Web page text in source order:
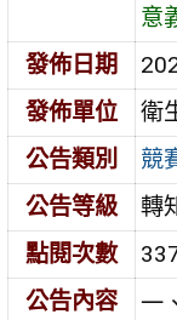
意
發佈日期
發佈單位
衛
公告類別
競
公告等級
轉
點閱次數
公告內容
一